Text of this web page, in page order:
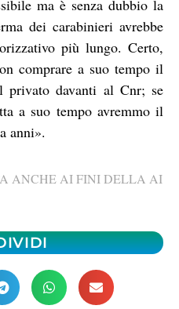
ma è senza dubbio la
dei carabinieri avrebbe
più lungo. Certo,
comprare a suo tempo il
privato davanti al Cnr; se
a suo tempo avremmo il
anni».
ANCHE AI FINI DELLA AI